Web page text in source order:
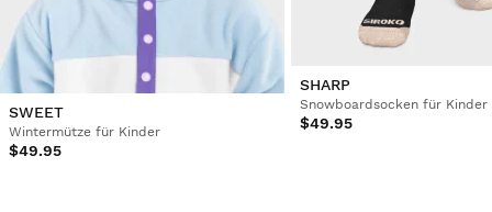
SWEET
Wintermütze für Kinder
$49.95
SHARP
Snowboardsocken für Kinder
$49.95